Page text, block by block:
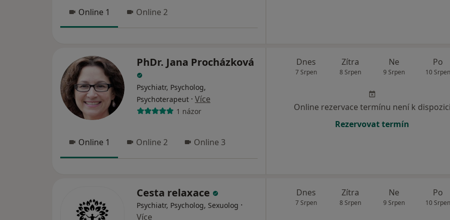
Online 1 Online 2
PhDr. Jana Procházková
Psychiatr, Psycholog,
Psychoterapeut · Více
1 názor
Online 1 Online 2 Online 3
Dnes
7 Srpen
Zítra
8 Srpen
Ne
9 Srpen
Po
10 Srpen
Online rezervace termínu není k dispozici
Rezervovat termín
Cesta relaxace
Psychiatr, Psycholog, Sexuolog ·
Více
Dnes
7 Srpen
Zítra
8 Srpen
Ne
9 Srpen
Po
10 Srpen